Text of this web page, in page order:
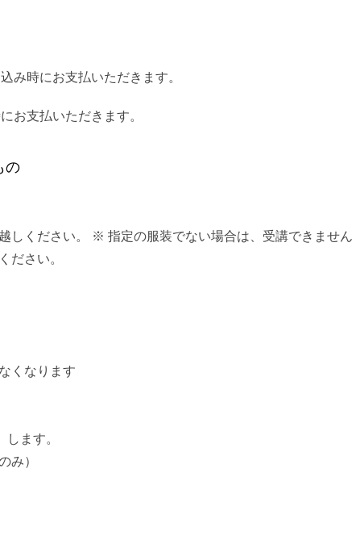
時にお支払いただきます。
支払いただきます。
の
しください。 ※ 指定の服装でない場合は、受講できません
ださい。
くなります
ます。
み）